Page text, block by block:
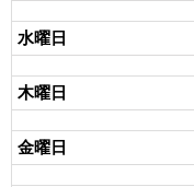
水曜日
木曜日
金曜日